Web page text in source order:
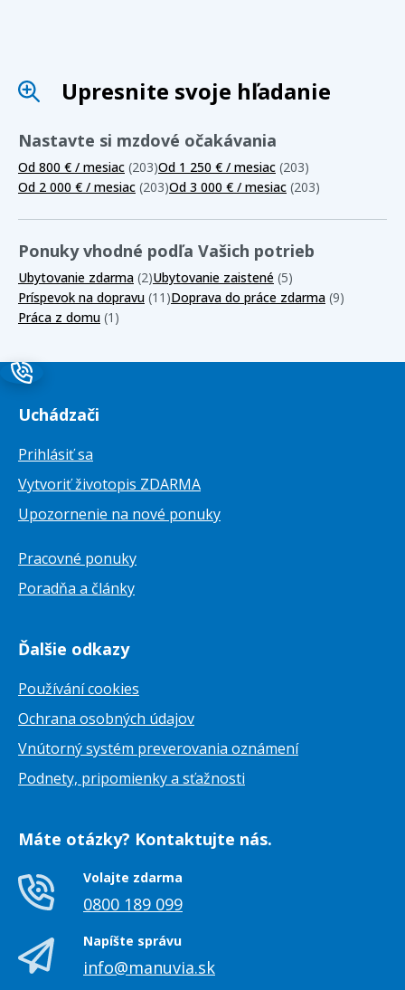
Upresnite svoje hľadanie
Nastavte si mzdové očakávania
Od 800 € / mesiac (203)Od 1 250 € / mesiac (203)
Od 2 000 € / mesiac (203)Od 3 000 € / mesiac (203)
Ponuky vhodné podľa Vašich potrieb
Ubytovanie zdarma (2)Ubytovanie zaistené (5)
Príspevok na dopravu (11)Doprava do práce zdarma (9)
Práca z domu (1)
Uchádzači
Prihlásiť sa
Vytvoriť životopis ZDARMA
Upozornenie na nové ponuky
Pracovné ponuky
Poradňa a články
Ďalšie odkazy
Používání cookies
Ochrana osobných údajov
Vnútorný systém preverovania oznámení
Podnety, pripomienky a sťažnosti
Máte otázky? Kontaktujte nás.
Volajte zdarma
0800 189 099
Napíšte správu
info@manuvia.sk